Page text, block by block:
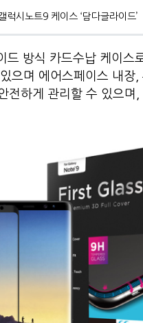
럭시노트9 케이스 ‘담다글라이드’
드 방식 카드수납 케이스
으며 에어스페이스 내장
전하게 관리할 수 있으며